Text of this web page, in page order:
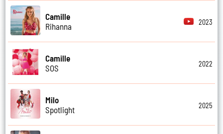
Camille
Rihanna
2023
Camille
SOS
2022
Milo
Spotlight
2025